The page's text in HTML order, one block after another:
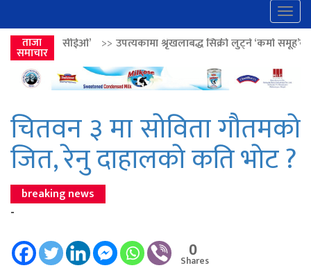
ताजा
समाचार
उपत्यकामा श्रृंखलाबद्ध सिक्री लुट्ने ‘कर्मा समूह’का नाइकेसहित पाँच
चितवन ३ मा सोविता गौतमकाे
जित, रेनु दाहालकाे कति भाेट ?
breaking news
-
0
Shares